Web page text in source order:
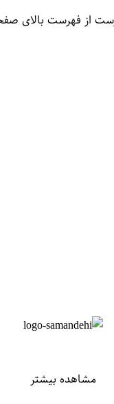
از فهرست بالای
مشاهده بیشتر